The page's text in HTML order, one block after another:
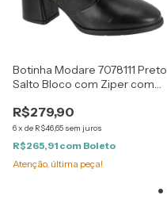
Botinha Modare 7078111 Preto
Salto Bloco com Ziper com
R$279,90
6x de R$46,65 sem juros
R$265,91 com Boleto
Atenção, última peça!